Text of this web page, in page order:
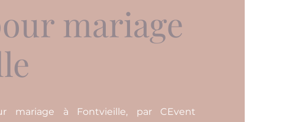
mariage
mariage à Fontvieille, par CEvent